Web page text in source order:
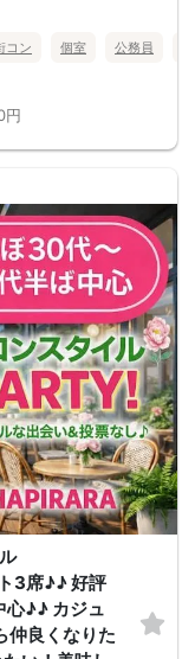
コン 個室 公務員
円
3席♪♪ 好評
♪♪ カジュ
仲良くなりた